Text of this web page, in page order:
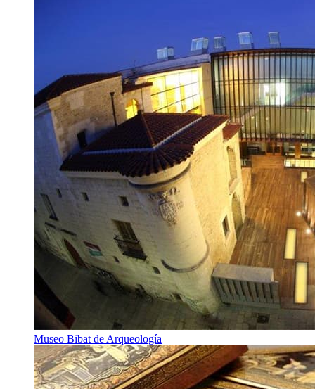
Museo Bibat de Arqueología